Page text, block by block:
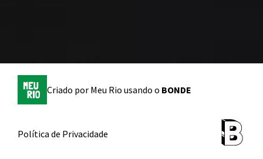
Criado por Meu Rio usando o BONDE
Política de Privacidade